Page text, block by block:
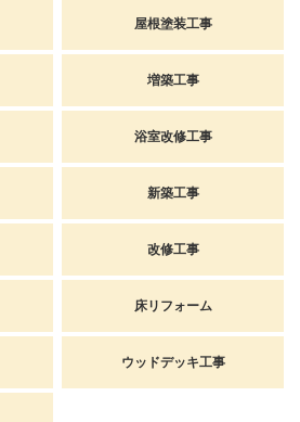
屋根塗装工事
増築工事
浴室改修工事
新築工事
改修工事
床リフォーム
ウッドデッキ工事